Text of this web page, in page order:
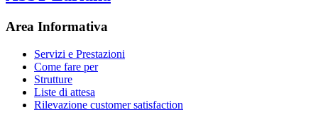
Area Informativa
Servizi e Prestazioni
Come fare per
Strutture
Liste di attesa
Rilevazione customer satisfaction